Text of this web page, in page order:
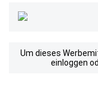
Um dieses
einloggen